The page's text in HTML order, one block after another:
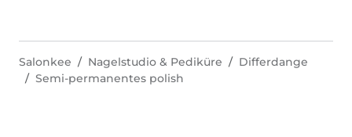
Salonkee Nagelstudio & Pediküre
Differdange
Semi-permanentes polish